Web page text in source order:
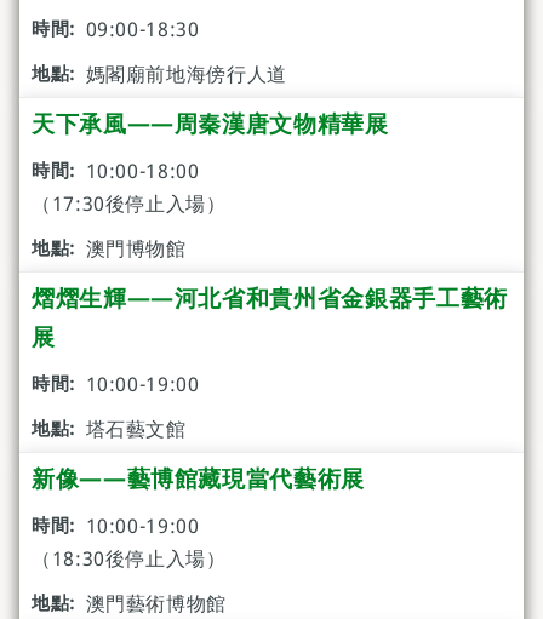
09:00-18:30
媽閣廟前地海傍行人道
天下承風——周秦漢唐文物精華展
10:00-18:00
（17:30後停止入場）
澳門博物館
熠熠生輝——河北省和貴州省金銀器手工藝術
展
10:00-19:00
塔石藝文館
新像——藝博館藏現當代藝術展
10:00-19:00
（18:30後停止入場）
澳門藝術博物館